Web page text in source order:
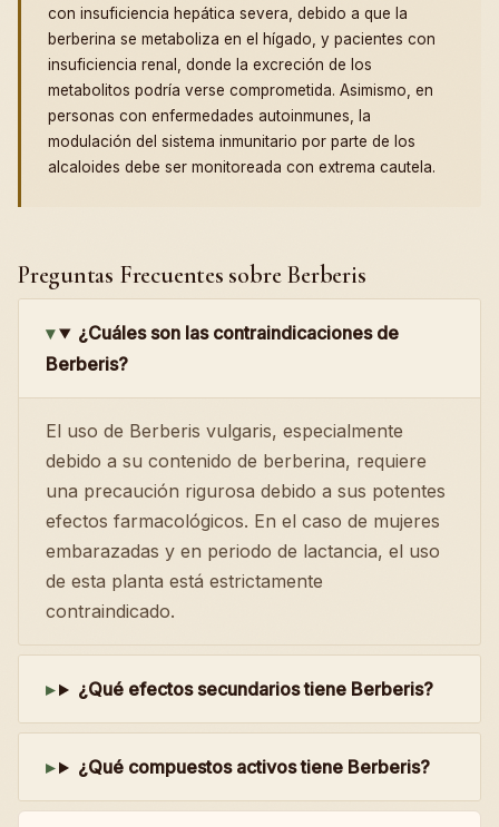
con insuficiencia hepática severa, debido a que la
berberina se metaboliza en el hígado, y pacientes con
insuficiencia renal, donde la excreción de los
metabolitos podría verse comprometida. Asimismo, en
personas con enfermedades autoinmunes, la
modulación del sistema inmunitario por parte de los
alcaloides debe ser monitoreada con extrema cautela.
Preguntas Frecuentes sobre Berberis
¿Cuáles son las contraindicaciones de
Berberis?
El uso de Berberis vulgaris, especialmente
debido a su contenido de berberina, requiere
una precaución rigurosa debido a sus potentes
efectos farmacológicos. En el caso de mujeres
embarazadas y en periodo de lactancia, el uso
de esta planta está estrictamente
contraindicado.
¿Qué efectos secundarios tiene Berberis?
¿Qué compuestos activos tiene Berberis?